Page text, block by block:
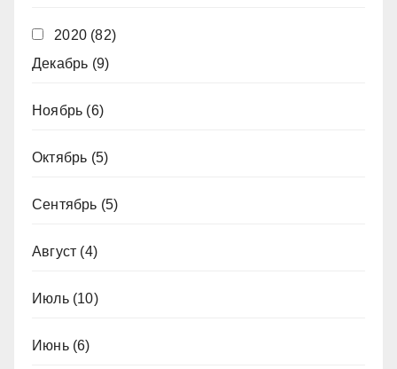
2020 (82)
Декабрь (9)
Ноябрь (6)
Октябрь (5)
Сентябрь (5)
Август (4)
Июль(10)
Июнь(6)